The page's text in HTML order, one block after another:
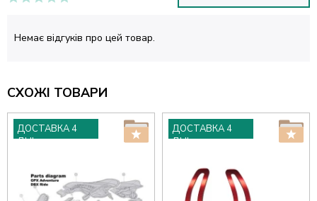
Немає відгуків про цей товар.
СХОЖІ ТОВАРИ
ДОСТАВКА 4
ДНІ
ДОСТАВКА 4
ДНІ